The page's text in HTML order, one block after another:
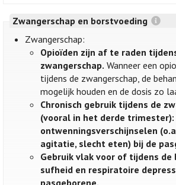
Zwangerschap en borstvoeding
Zwangerschap:
Opioïden zijn af te raden
zwangerschap. Wanneer een
tijdens de zwangerschap, de
mogelijk houden en de dosis zo
Chronisch gebruik tijdens de
(vooral in het derde trimester):
ontwenningsverschijnselen
agitatie, slecht eten) bij de
Gebruik vlak voor of tijdens de
sufheid en respiratoire
pasgeborene.